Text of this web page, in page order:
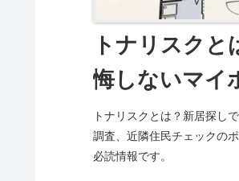
トナリスク
悔しないマイ
トナリスクとは？新居探し
調査、近隣住民チェックの
必読情報です。